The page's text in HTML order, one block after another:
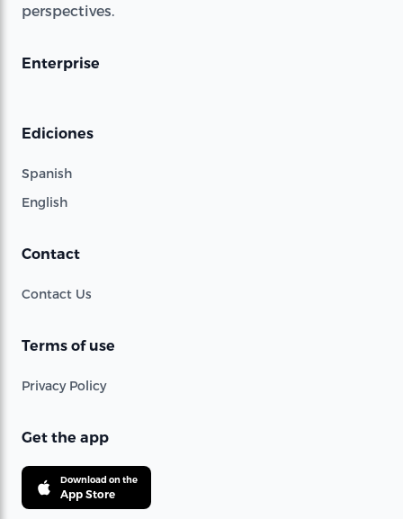
perspectives.
Enterprise
Ediciones
Spanish
English
Contact
Contact Us
Terms of use
Privacy Policy
Get the app
Download on the
App Store